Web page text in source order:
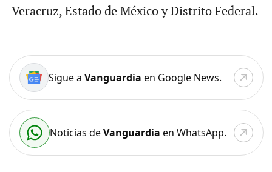
Veracruz, Estado de México y Distrito Federal.
Sigue a Vanguardia en Google News.
Noticias deVanguardia en WhatsApp.